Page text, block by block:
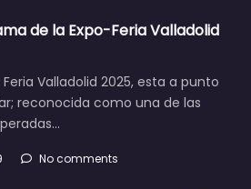
de la Expo-Feria Valladolid
Feria Valladolid 2025, esta a punto
reconocida como una de las
No comments